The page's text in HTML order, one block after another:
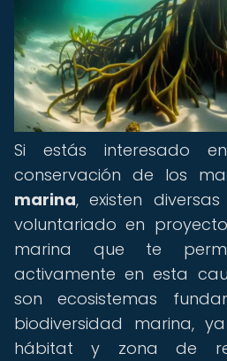
Si estás interesado
conservación de los
marina, existen
voluntariado en
marina que te
activamente en esta
son ecosistemas
biodiversidad marina,
hábitat y zona de